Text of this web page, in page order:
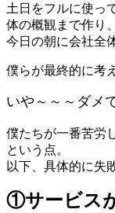
土日をフルに使っ
体の概観まで作り
今日の朝に会社全
僕らが最終的に考
いや～～～ダメ
僕たちが一番苦労
という点。
以下、具体的に失
①サービス